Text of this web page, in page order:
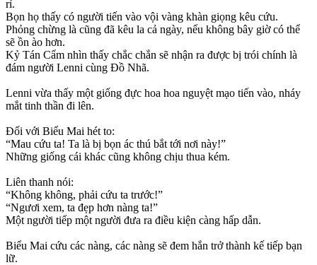
rỉ.
Bọn họ thấy có người tiến vào vội vàng khàn giọng kêu cứu.
Phỏng chừng là cũng đã kêu la cả ngày, nếu không bây giờ có thể
sẽ ồn ào hơn.
Kỷ Tán Cẩm nhìn thấy chắc chắn sẽ nhận ra được bị trói chính là
đám người Lenni cùng Đồ Nhã.
Lenni vừa thấy một giống đực hoa hoa nguyệt mạo tiến vào, nháy
mắt tinh thần đi lên.
Đối với Biểu Mai hét to:
“Mau cứu ta! Ta là bị bọn ác thú bắt tới nơi này!”
Những giống cái khác cũng không chịu thua kém.
Liên thanh nói:
“Không không, phải cứu ta trước!”
“Ngươi xem, ta đẹp hơn nàng ta!”
Một người tiếp một người đưa ra điều kiện càng hấp dẫn.
Biểu Mai cứu các nàng, các nàng sẽ đem hắn trở thành kế tiếp bạn
lữ.